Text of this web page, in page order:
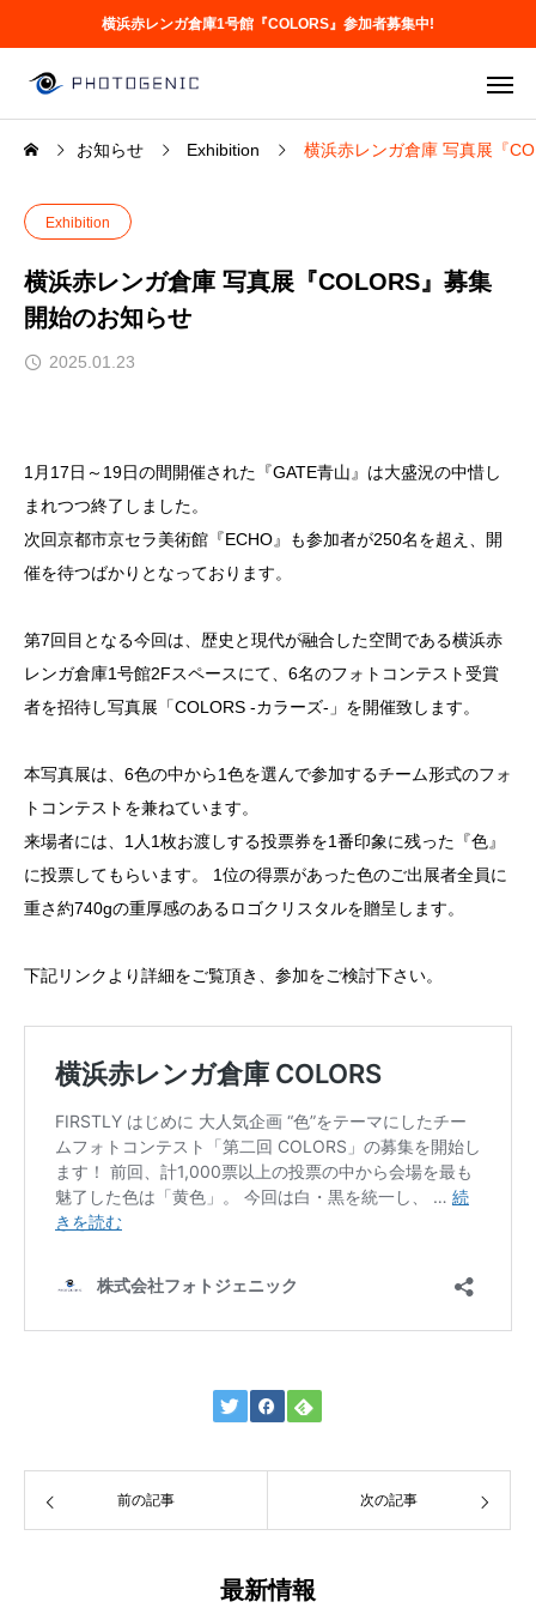
横浜赤レンガ倉庫1号館『COLORS』参加者募集中!
お知らせ Exhibition 横浜赤レンガ倉庫 写真展『
Exhibition
横浜赤レンガ倉庫 写真展『COLORS』募集
開始のお知らせ
2025.01.23
1月17日～19日の間開催された『GATE青山』は大盛況の中惜し
まれつつ終了しました。
次回京都市京セラ美術館『ECHO』も参加者が250名を超え、開
催を待つばかりとなっております。
第7回目となる今回は、歴史と現代が融合した空間である横浜赤
レンガ倉庫1号館2Fスペースにて、6名のフォトコンテスト受賞
者を招待し写真展「COLORS -カラーズ-」を開催致します。
本写真展は、6色の中から1色を選んで参加するチーム形式のフォ
トコンテストを兼ねています。
来場者には、1人1枚お渡しする投票券を1番印象に残った『色』
に投票してもらいます。 1位の得票があった色のご出展者全員に
重さ約740gの重厚感のあるロゴクリスタルを贈呈します。
下記リンクより詳細をご覧頂き、参加をご検討下さい。
前の記事 次の記事
最新情報